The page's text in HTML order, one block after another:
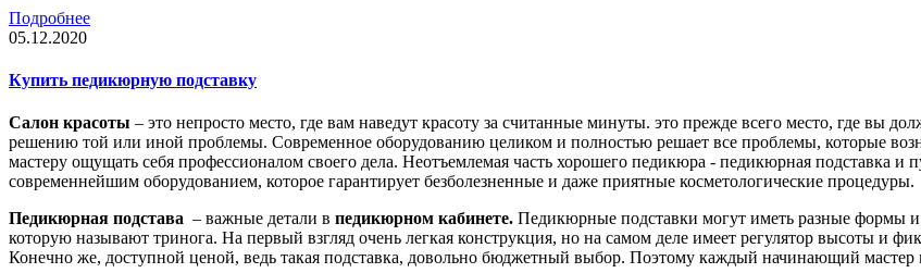
Подробнее
05.12.2020
Купить педикюрную подставку
Салон красоты – это непросто место, где вам наведут красоту за считанные минуты. это прежде всего место, где вы
решению той или иной проблемы. Современное оборудованию целиком и полностью решает все проблемы, которые
мастеру ощущать себя профессионалом своего дела. Неотъемлемая часть хорошего педикюра - педикюрная подставка
современнейшим оборудованием, которое гарантирует безболезненные и даже приятные косметологические процедуры.
Педикюрная подстава – важные детали в педикюрном кабинете. Педикюрные подставки могут иметь разные формы и
которую называют тринога. На первый взгляд очень легкая конструкция, но на самом деле имеет регулятор высоты и
Конечно же, доступной ценой, ведь такая подставка, довольно бюджетный выбор. Поэтому каждый начинающий